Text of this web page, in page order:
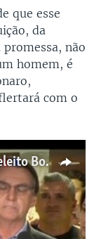
que esse
da
não
homem, é
com o
Brasil, as promessas do presidente-eleito Bolsonaro